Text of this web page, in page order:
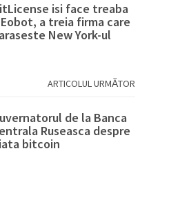
isi face treaba
a treia firma care
New York-ul
ARTICOLUL URMĂTOR
de la Banca
Ruseasca despre
bitcoin